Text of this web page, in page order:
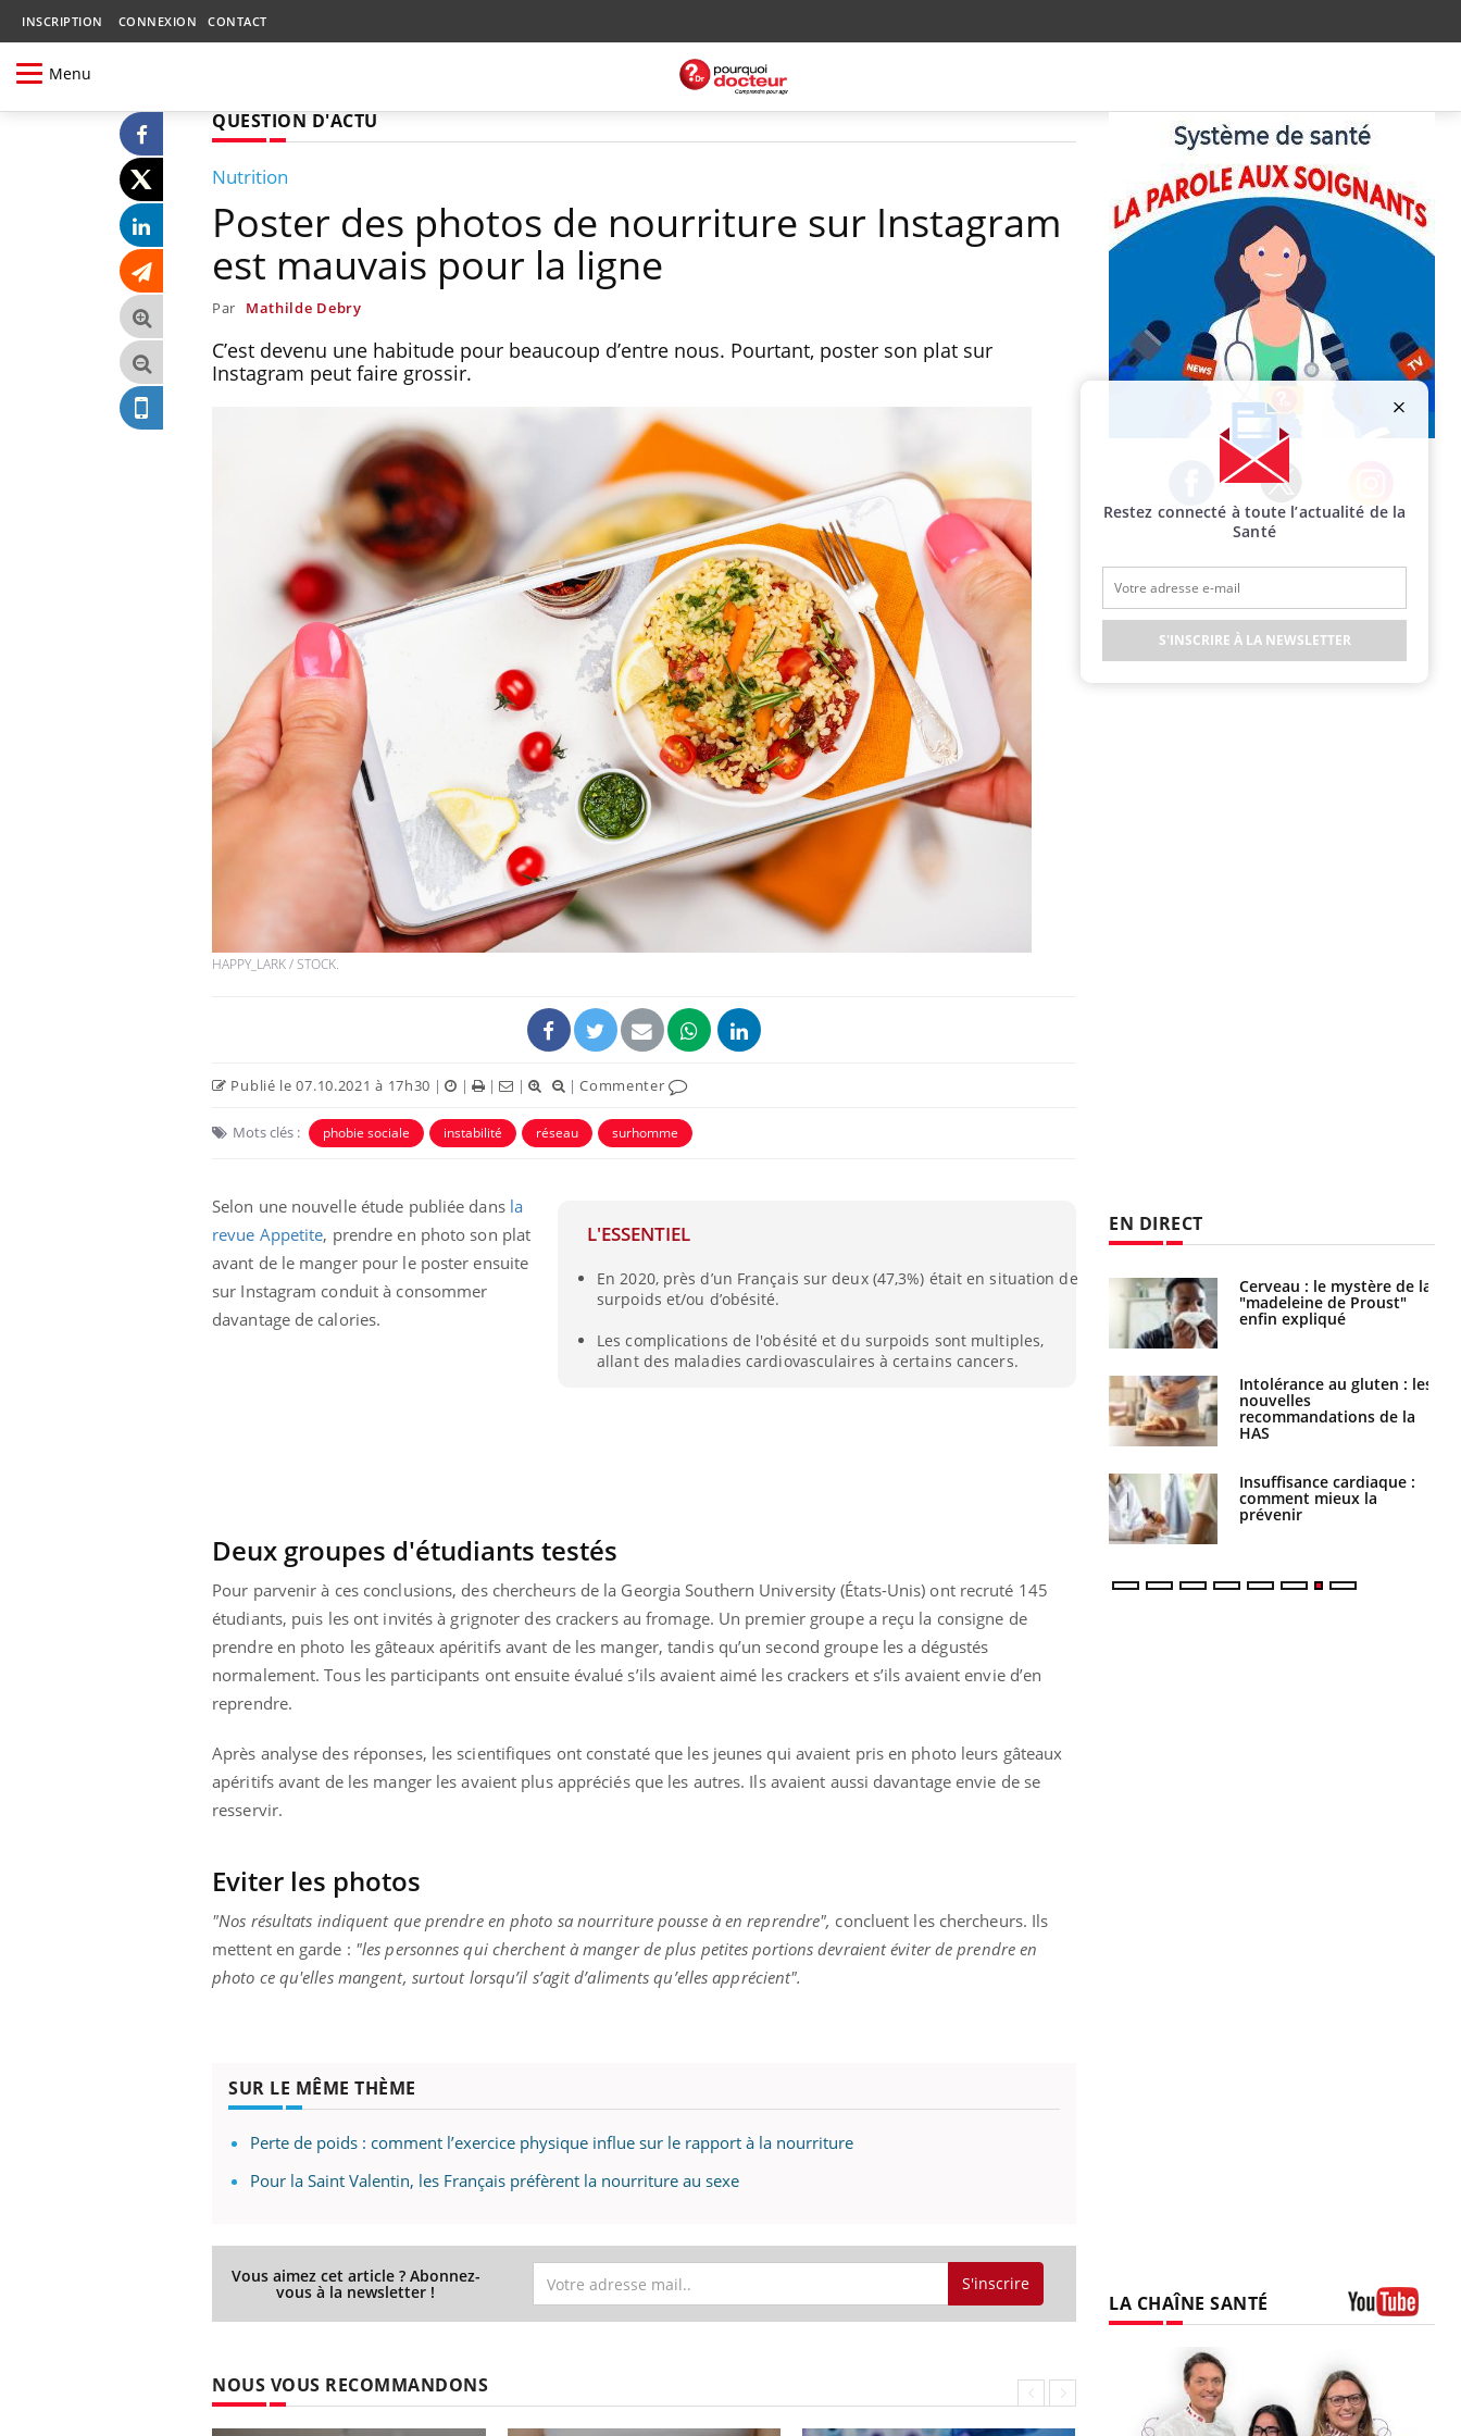
INSCRIPTION CONNEXION CONTACT
Menu
QUESTION D'ACTU
Nutrition
Poster des photos de nourriture sur Instagram
est mauvais pour la ligne
Par Mathilde Debry
C’est devenu une habitude pour beaucoup d’entre nous. Pourtant, poster son plat sur
Instagram peut faire grossir.
HAPPY_LARK / STOCK.
Publié le 07.10.2021 à 17h30 | | | | |Commenter
Mots clés : phobie sociale instabilité réseau surhomme
L'ESSENTIEL
En 2020, près d’un Français sur deux (47,3%) était en situation de
surpoids et/ou d’obésité.
Les complications de l'obésité et du surpoids sont multiples,
allant des maladies cardiovasculaires à certains cancers.
Selon une nouvelle étude publiée dans la
revue Appetite, prendre en photo son plat
avant de le manger pour le poster ensuite
sur Instagram conduit à consommer
davantage de calories.
Deux groupes d'étudiants testés
Pour parvenir à ces conclusions, des chercheurs de la Georgia Southern University (États-Unis) ont recruté 145
étudiants, puis les ont invités à grignoter des crackers au fromage. Un premier groupe a reçu la consigne de
prendre en photo les gâteaux apéritifs avant de les manger, tandis qu’un second groupe les a dégustés
normalement. Tous les participants ont ensuite évalué s’ils avaient aimé les crackers et s’ils avaient envie d’en
reprendre.
Après analyse des réponses, les scientifiques ont constaté que les jeunes qui avaient pris en photo leurs gâteaux
apéritifs avant de les manger les avaient plus appréciés que les autres. Ils avaient aussi davantage envie de se
resservir.
Eviter les photos
"Nos résultats indiquent que prendre en photo sa nourriture pousse à en reprendre", concluent les chercheurs. Ils
mettent en garde : "les personnes qui cherchent à manger de plus petites portions devraient éviter de prendre en
photo ce qu'elles mangent, surtout lorsqu’il s’agit d’aliments qu’elles apprécient".
SUR LE MÊME THÈME
Perte de poids : comment l’exercice physique influe sur le rapport à la nourriture
Pour la Saint Valentin, les Français préfèrent la nourriture au sexe
Vous aimez cet article ? Abonnez-
vous à la newsletter ! S'inscrire
NOUS VOUS RECOMMANDONS
Facebook Twitter Instagram
EN DIRECT
Grossesse et chaleur : ce
que dit la science
Mordue par un
barracuda, une petite fille
réflexe essentiel
Comment gérer le Cerveau : le mystère de la
"madeleine de Proust"
enfin expliqué
Intolérance au gluten : les
nouvelles
recommandations de la
HAS
Insuffisance cardiaque :
comment mieux la
prévenir
LA CHAÎNE SANTÉ
Restez connecté à toute l’actualité de la
Santé
S'INSCRIRE À LA NEWSLETTER